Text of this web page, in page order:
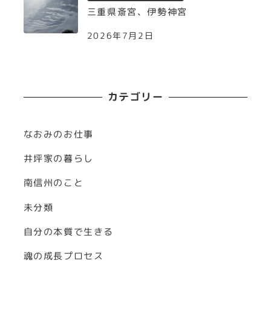
三重県斎宮、伊勢神宮
2026年7月2日
カテゴリー
なおみのお仕事
井坪家の暮らし
南信州のこと
未分類
自分の本質で生きる
魂の成長プロセス